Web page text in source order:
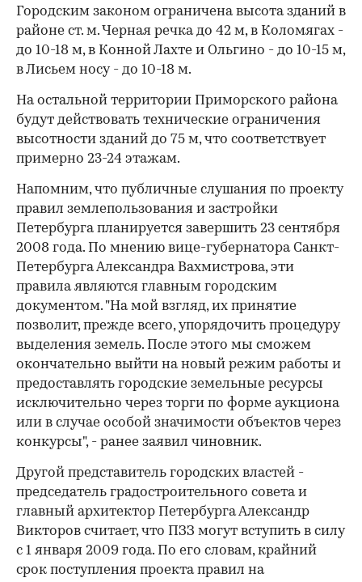
Городским законом ограничена высота зданий в
районе ст. м. Черная речка до 42 м, в Коломягах -
до 10-18 м, в Конной Лахте и Ольгино - до 10-15 м,
в Лисьем носу - до 10-18 м.
На остальной территории Приморского района
будут действовать технические ограничения
высотности зданий до 75 м, что соответствует
примерно 23-24 этажам.
Напомним, что публичные слушания по проекту
правил землепользования и застройки
Петербурга планируется завершить 23 сентября
2008 года. По мнению вице-губернатора Санкт-
Петербурга Александра Вахмистрова, эти
правила являются главным городским
документом. "На мой взгляд, их принятие
позволит, прежде всего, упорядочить процедуру
выделения земель. После этого мы сможем
окончательно выйти на новый режим работы и
предоставлять городские земельные ресурсы
исключительно через торги по форме аукциона
или в случае особой значимости объектов через
конкурсы", - ранее заявил чиновник.
Другой представитель городских властей -
председатель градостроительного совета и
главный архитектор Петербурга Александр
Викторов считает, что ПЗЗ могут вступить в силу
с 1 января 2009 года. По его словам, крайний
срок поступления проекта правил на